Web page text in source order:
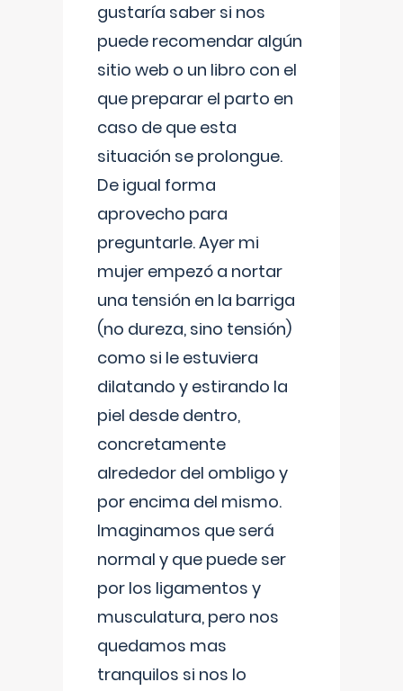
gustaría saber si nos
puede recomendar algún
sitio web o un libro con el
que preparar el parto en
caso de que esta
situación se prolongue.
De igual forma
aprovecho para
preguntarle. Ayer mi
mujer empezó a nortar
una tensión en la barriga
(no dureza, sino tensión)
como si le estuviera
dilatando y estirando la
piel desde dentro,
concretamente
alrededor del ombligo y
por encima del mismo.
Imaginamos que será
normal y que puede ser
por los ligamentos y
musculatura, pero nos
quedamos mas
tranquilos si nos lo